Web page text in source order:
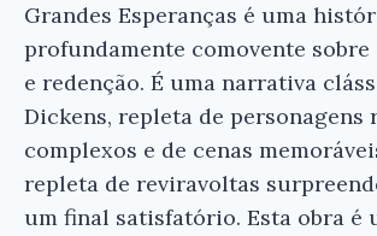
Grandes Esperanças é uma
profundamente comovente sobre
e redenção. É uma narrativa
Dickens, repleta de personagens
complexos e de cenas
repleta de reviravoltas
um final satisfatório. Esta obra é